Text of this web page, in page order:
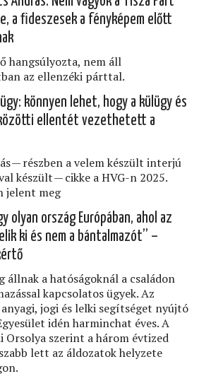
a ﬁdeszesek a fényképem előtt
hangsúlyozta, nem áll
az ellenzéki párttal.
könnyen lehet, hogy a külügy és
ellentét vezethetett a
— részben a velem készült interjú
készült — cikke a HVG-n 2025.
jelent meg
olyan ország Európában, ahol az
ki és nem a bántalmazót” –
állnak a hatóságoknál a családon
kapcsolatos ügyek. Az
jogi és lelki segítséget nyújtó
idén harminchat éves. A
Orsolya szerint a három évtized
lett az áldozatok helyzete